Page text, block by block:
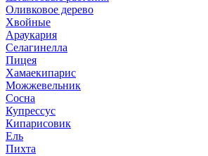
Оливковое дерево
Хвойные
Араукария
Селагинелла
Пицея
Хамаекипарис
Можжевельник
Сосна
Купрессус
Кипарисовик
Ель
Пихта